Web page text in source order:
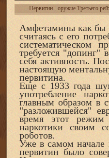
Первитин - оружие Третьего
Амфетамины как бы
считаясь с его
систематическом
требуется
себя активность.
настоящую
первитина.
Еще с 1933 года
употребление
главным образом в
"разложившейся"
время этот режим
наркотики своим
роботов.
Уже в самом начале
первитин было